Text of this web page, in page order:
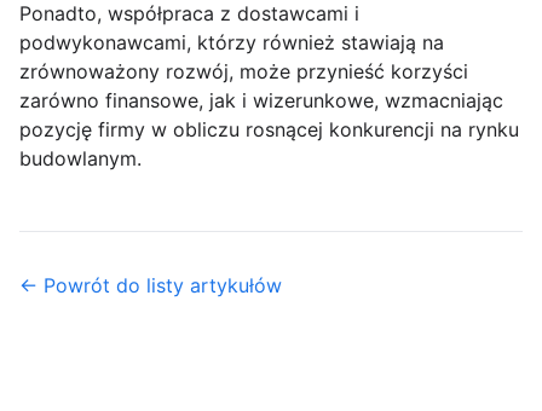
Ponadto, współpraca z dostawcami i
podwykonawcami, którzy również stawiają na
zrównoważony rozwój, może przynieść korzyści
zarówno finansowe, jak i wizerunkowe, wzmacniając
pozycję firmy w obliczu rosnącej konkurencji na rynku
budowlanym.
← Powrót do listy artykułów